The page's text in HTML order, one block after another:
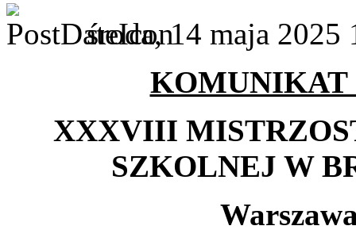
środa, 14 maja 2025
KOMUNIKAT
XXXVIII
SZKOLNEJ W